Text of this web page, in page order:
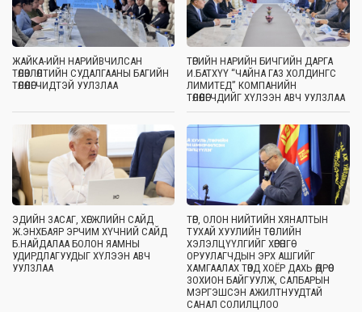
ЖАЙКА-ИЙН НАРИЙВЧИЛСАН
ТӨЛӨВЛӨЛТИЙН СУДАЛГААНЫ БАГИЙН
ТӨЛӨӨЛӨГЧИДТЭЙ УУЛЗЛАА
ТӨРИЙН НАРИЙН БИЧГИЙН ДАРГА
И.БАТХҮҮ “ЧАЙНА ГАЗ ХОЛДИНГС
ЛИМИТЕД” КОМПАНИЙН
ТӨЛӨӨЛӨГЧДИЙГ ХҮЛЭЭН АВЧ УУЛЗЛАА
ЭДИЙН ЗАСАГ, ХӨГЖЛИЙН САЙД
Ж.ЭНХБАЯР ЭРЧИМ ХҮЧНИЙ САЙД
Б.НАЙДАЛАА БОЛОН ЯАМНЫ
УДИРДЛАГУУДЫГ ХҮЛЭЭН АВЧ
УУЛЗЛАА
ТӨР, ОЛОН НИЙТИЙН ХЯНАЛТЫН
ТУХАЙ ХУУЛИЙН ТӨСЛИЙН
ХЭЛЭЛЦҮҮЛГИЙГ ХӨРӨНГӨ
ОРУУЛАГЧДЫН ЭРХ АШГИЙГ
ХАМГААЛАХ ТӨВД ХОЁР ДАХЬ ӨДРӨӨ
ЗОХИОН БАЙГУУЛЖ, САЛБАРЫН
МЭРГЭШСЭН АЖИЛТНУУДТАЙ
САНАЛ СОЛИЛЦЛОО